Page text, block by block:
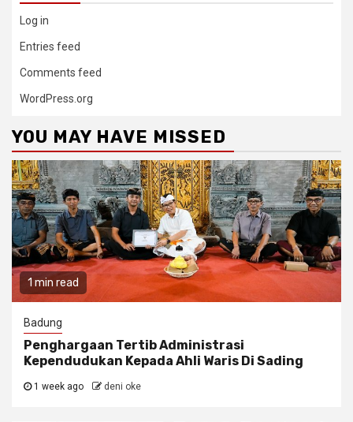
Log in
Entries feed
Comments feed
WordPress.org
YOU MAY HAVE MISSED
1 min read
Badung
Penghargaan Tertib Administrasi
Kependudukan Kepada Ahli Waris Di Sading
1 week ago deni oke